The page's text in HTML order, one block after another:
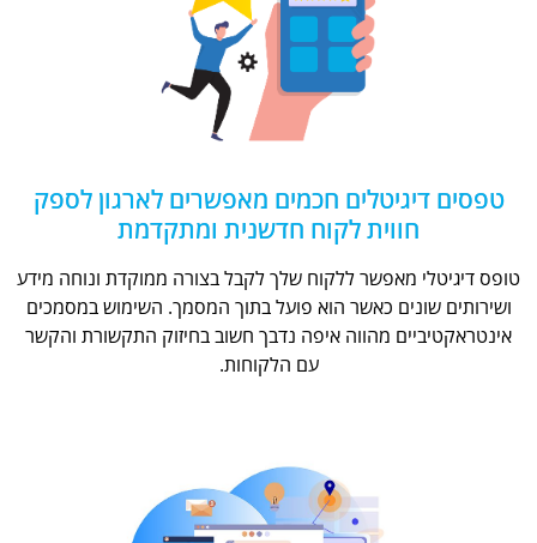
טפסים דיגיטלים חכמים מאפשרים לארגון לספק
חווית לקוח חדשנית ומתקדמת
טופס דיגיטלי מאפשר ללקוח שלך לקבל בצורה ממוקדת ונוחה מידע
ושירותים שונים כאשר הוא פועל בתוך המסמך. השימוש במסמכים
אינטראקטיביים מהווה איפה נדבך חשוב בחיזוק התקשורת והקשר
עם הלקוחות.